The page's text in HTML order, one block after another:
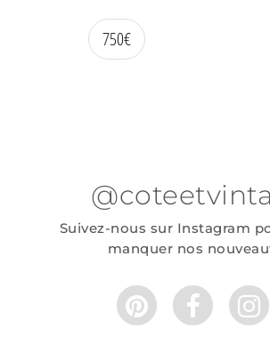
750€
Suivez-nous sur Instagram
manquer nos